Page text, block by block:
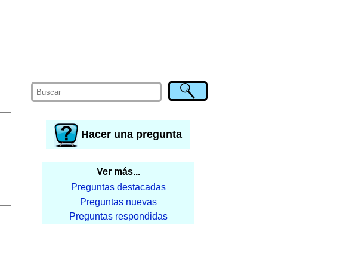
Hacer una pregunta
Ver más...
Preguntas destacadas
Preguntas nuevas
Preguntas respondidas